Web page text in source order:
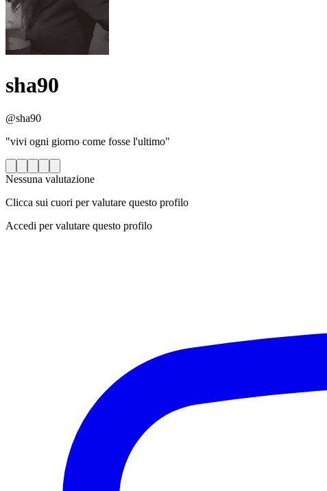
sha90
@sha90
"vivi ogni giorno come fosse l'ultimo"
Nessuna valutazione
Clicca sui cuori per valutare questo profilo
Accedi per valutare questo profilo